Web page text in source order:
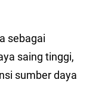
sebagai
saing tinggi,
sumber daya